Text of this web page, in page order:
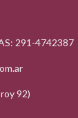
291-4742387
92)